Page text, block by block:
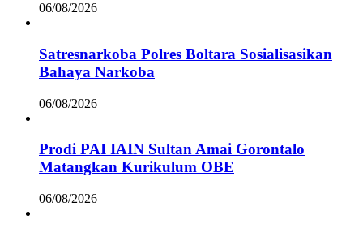
06/08/2026
Satresnarkoba Polres Boltara Sosialisasikan
Bahaya Narkoba
06/08/2026
Prodi PAI IAIN Sultan Amai Gorontalo
Matangkan Kurikulum OBE
06/08/2026